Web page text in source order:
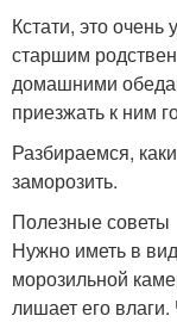
Кстати, это
старшим
домашними
приезжать к ним
Разбираемся,
заморозить.
Полезные советы
Нужно иметь в
морозильной
лишает его